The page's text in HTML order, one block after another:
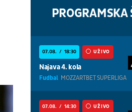
PROGRAMSKA
07.08. 18:30 UŽIVO
Najava 4. kola
Fudbal MOZZARTBET SUPERLIGA
07.08. 14:30 UŽIVO